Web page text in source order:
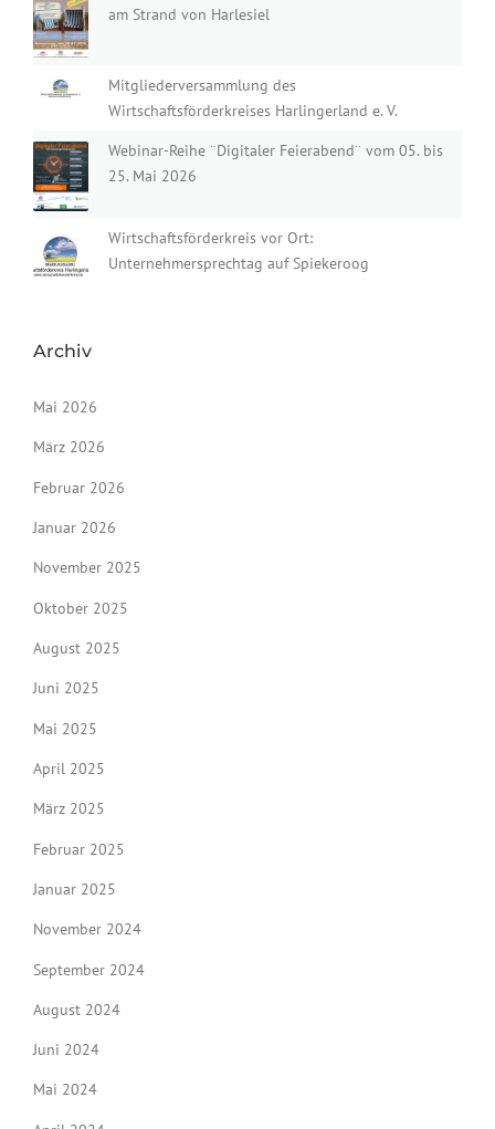
am Strand von Harlesiel
Mitgliederversammlung des
Wirtschaftsförderkreises Harlingerland e. V.
Webinar-Reihe ¨Digitaler Feierabend¨ vom 05. bis
25. Mai 2026
Wirtschaftsförderkreis vor Ort:
Unternehmersprechtag auf Spiekeroog
Archiv
Mai 2026
März 2026
Februar 2026
Januar 2026
November 2025
Oktober 2025
August 2025
Juni 2025
Mai 2025
April 2025
März 2025
Februar 2025
Januar 2025
November 2024
September 2024
August 2024
Juni 2024
Mai 2024